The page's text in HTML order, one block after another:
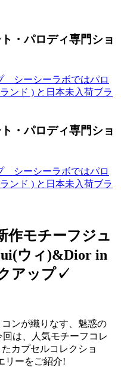
・パロディ専門ショ
・パロディ専門ショ
作モチーフジュ
ウィ)&Dior in
アップ✓
ンが織りなす、魅惑の
は、人気モチーフコレ
カプセルコレクショ
リーをご紹介!